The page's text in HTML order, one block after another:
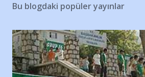
Bu blogdaki popüler yayınlar